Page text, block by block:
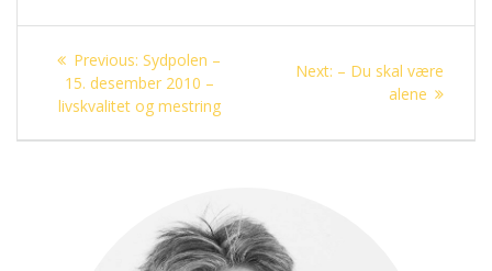
Innleggsnavigasjon
Previous: Previous
post:
Sydpolen –
15. desember 2010 –
livskvalitet og mestring
Next: Next
– Du skal være
alene